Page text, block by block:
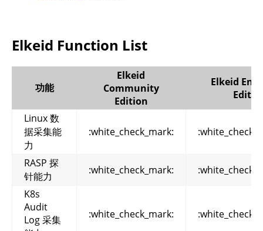
Elkeid Function List
功能
Elkeid
Community
Edition
Elkeid
Linux 数
据采集能
力
:white_check_mark:
RASP 探
针能力
:white_check_mark:
K8s
Audit
Log 采集
:white_check_mark: